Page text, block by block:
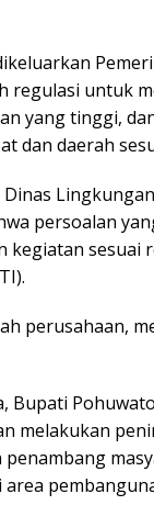
regulasi untuk
yang tinggi,
dan daerah
persoalan
kegiatan sesuai
perusahaan,
Bupati
melakukan